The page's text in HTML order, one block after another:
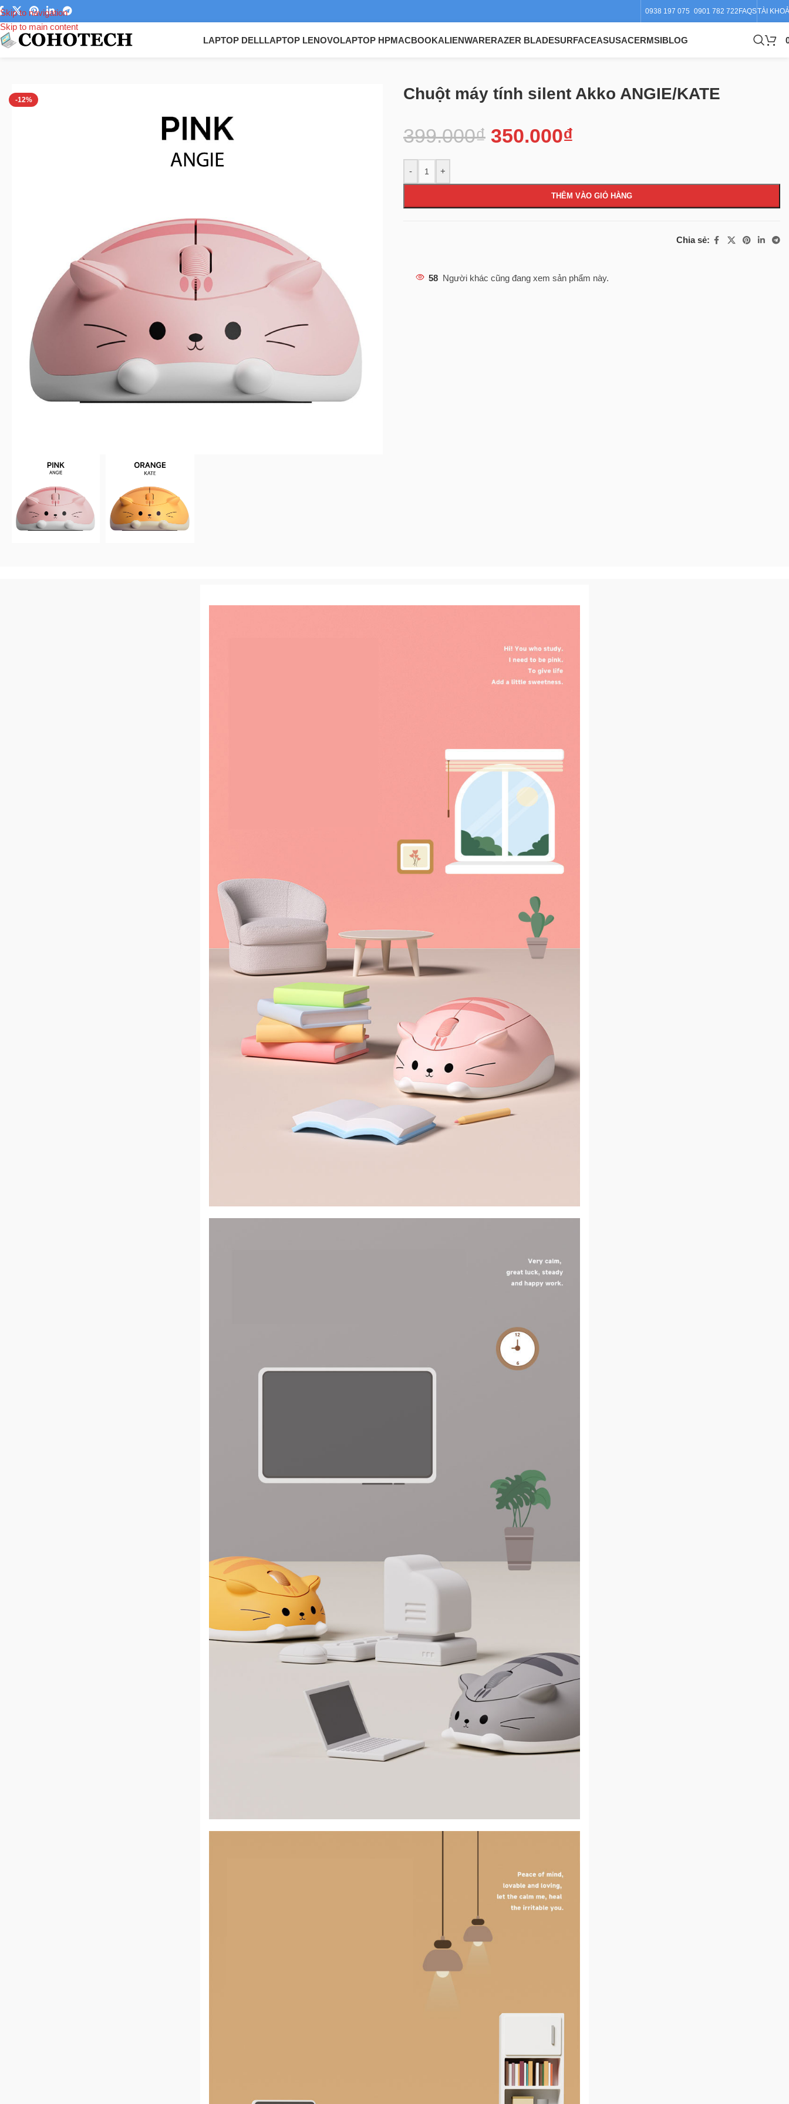
Skip to navigation
Skip to main content
0938 197 075 0901 782 722 FAQSTÀI
LAPTOP DELLLAPTOP LENOVOLAPTOP HPMACBOOKALIENWARERAZER BLADESURFACEASUSACERMSIBLOG
-12% Chuột máy tính silent Akko ANGIE/KATE
399.000₫ 350.000₫
- +
THÊM VÀO GIỎ HÀNG
Chia sẻ:
58 Người khác cũng đang xem sản phẩm này.